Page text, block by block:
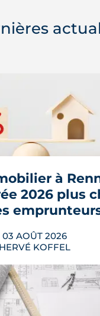
à
2026 plus
03 AOÛT 2026
HERVÉ KOFFEL